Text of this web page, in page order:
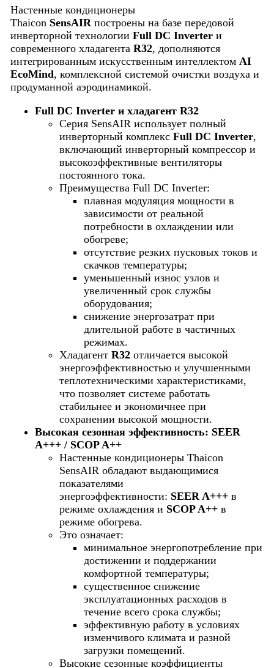
Настенные кондиционеры
Thaicon SensAIRпостроены на базе передовой
инверторной технологии Full DC Inverter и
современного хладагента R32, дополняются
интегрированным искусственным интеллектом AI
EcoMind, комплексной системой очистки воздуха и
продуманной аэродинамикой.
Full DC Inverter и хладагент R32
Серия SensAIR использует полный
инверторный комплекс Full DC Inverter,
включающий инверторный компрессор и
высокоэффективные вентиляторы
постоянного тока.
Преимущества Full DC Inverter:
плавная модуляция мощности в
зависимости от реальной
потребности в охлаждении или
обогреве;
отсутствие резких пусковых токов и
скачков температуры;
уменьшенный износ узлов и
увеличенный срок службы
оборудования;
снижение энергозатрат при
длительной работе в частичных
режимах.
Хладагент R32 отличается высокой
энергоэффективностью и улучшенными
теплотехническими характеристиками,
что позволяет системе работать
стабильнее и экономичнее при
сохранении высокой мощности.
Высокая сезонная эффективность: SEER
A+++ / SCOP A++
Настенные кондиционеры Thaicon
SensAIR обладают выдающимися
показателями
энергоэффективности: SEER A+++ в
режиме охлаждения и SCOP A++ в
режиме обогрева.
Это означает:
минимальное энергопотребление при
достижении и поддержании
комфортной температуры;
существенное снижение
эксплуатационных расходов в
течение всего срока службы;
эффективную работу в условиях
изменчивого климата и разной
загрузки помещений.
Высокие сезонные коэффициенты